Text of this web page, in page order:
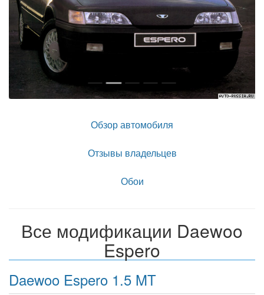
Обзор автомобиля
Отзывы владельцев
Обои
Все модификации Daewoo
Espero
Daewoo Espero 1.5 MT